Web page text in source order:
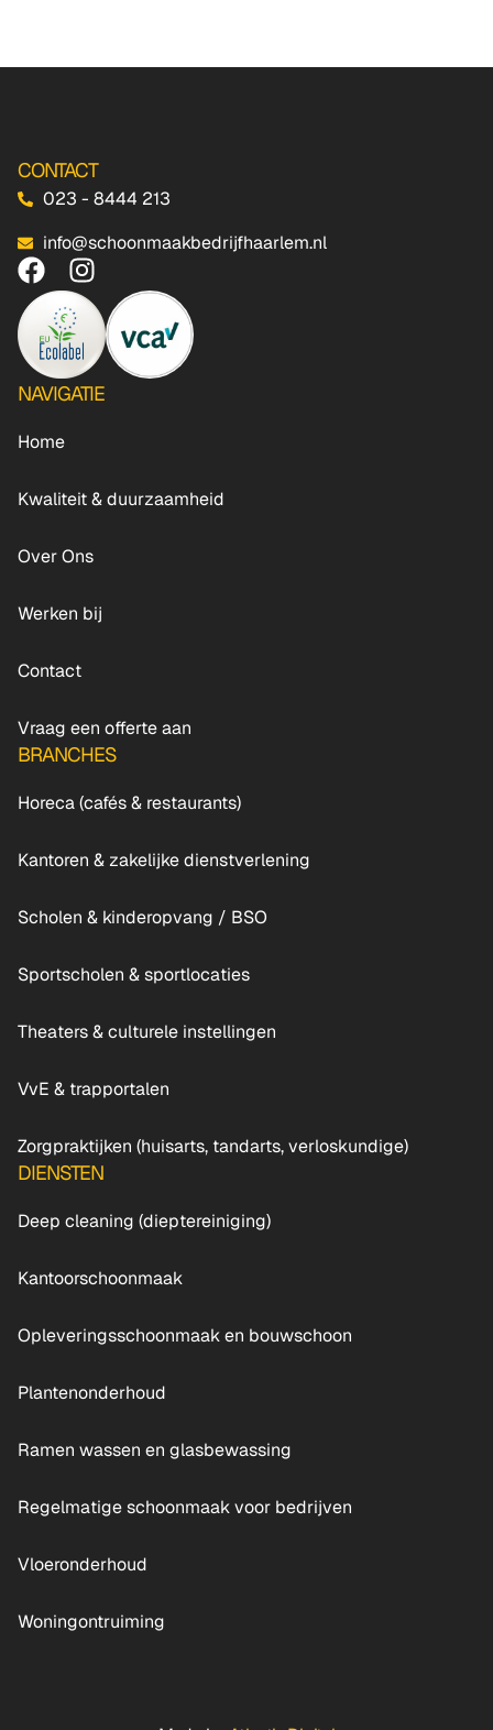
NAVIGATIE
Home
Kwaliteit & duurzaamheid
Over Ons
Werken bij
Contact
Vraag een offerte aan
BRANCHES
Horeca (cafés & restaurants)
Kantoren & zakelijke dienstverlening
Scholen & kinderopvang / BSO
Sportscholen & sportlocaties
Theaters & culturele instellingen
VvE & trapportalen
Zorgpraktijken (huisarts, tandarts, verloskundige)
DIENSTEN
Deep cleaning (dieptereiniging)
Kantoorschoonmaak
Opleveringsschoonmaak en bouwschoon
Plantenonderhoud
Ramen wassen en glasbewassing
Regelmatige schoonmaak voor bedrijven
Vloeronderhoud
Woningontruiming
CONTACT
023 - 8444 213
info@schoonmaakbedrijfhaarlem.nl